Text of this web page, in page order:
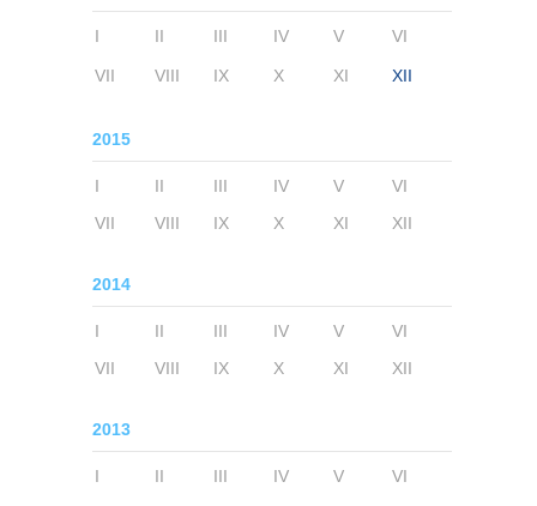
I II III IV V VI
VII VIII IX X XI XII
2015
I II III IV V
VI
VII
VIII IX X XI XII
2014
I II III IV V
VI
VII
VIII IX X XI XII
2013
I II III IV V
VI